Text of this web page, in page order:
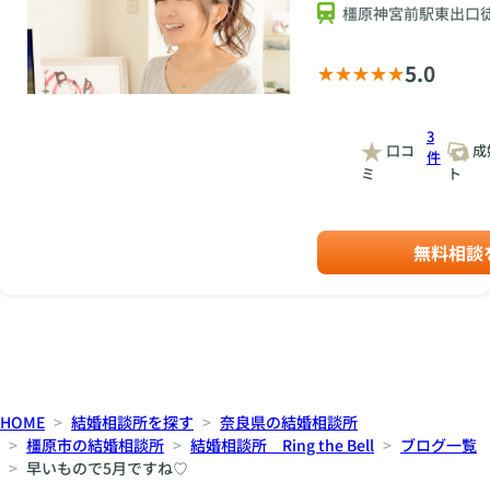
橿原神宮前駅東出口
5.0
口コ
ミ
3
件
ト
無料相談
HOME 結婚相談所を探す
奈良県の結婚相談所
橿原市の結婚相談所
結婚相談所 Ring the Bell
ブログ一覧
早いもので5月ですね♡